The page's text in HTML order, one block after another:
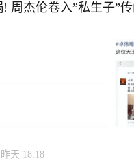
! 周杰伦卷入”私生子”
昨天 18:18